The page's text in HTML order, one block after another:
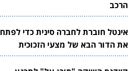
הרכב
אינטל חוברת לחברה סינית כדי לפתח
את הדור הבא של מצעי הזכוכית
לשבבים